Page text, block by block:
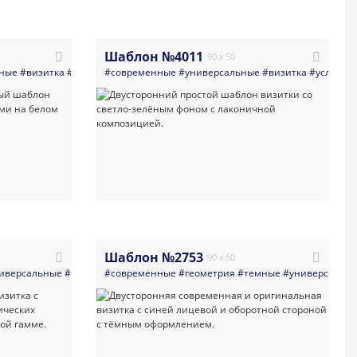
#визитная_карточка#современная_визитка#шаблон_визитки
#визитка #министерство#правительство
Шаблон №4011 90 x 50
#современные #универсальные #визитка
#визитная_карточка#современная_визитка#шаблон_визитки
#визитка#руководитель#веб_дизайнер #многоцелевые
Шаблон №2753 90 x 50
#современные #геометрия #темные